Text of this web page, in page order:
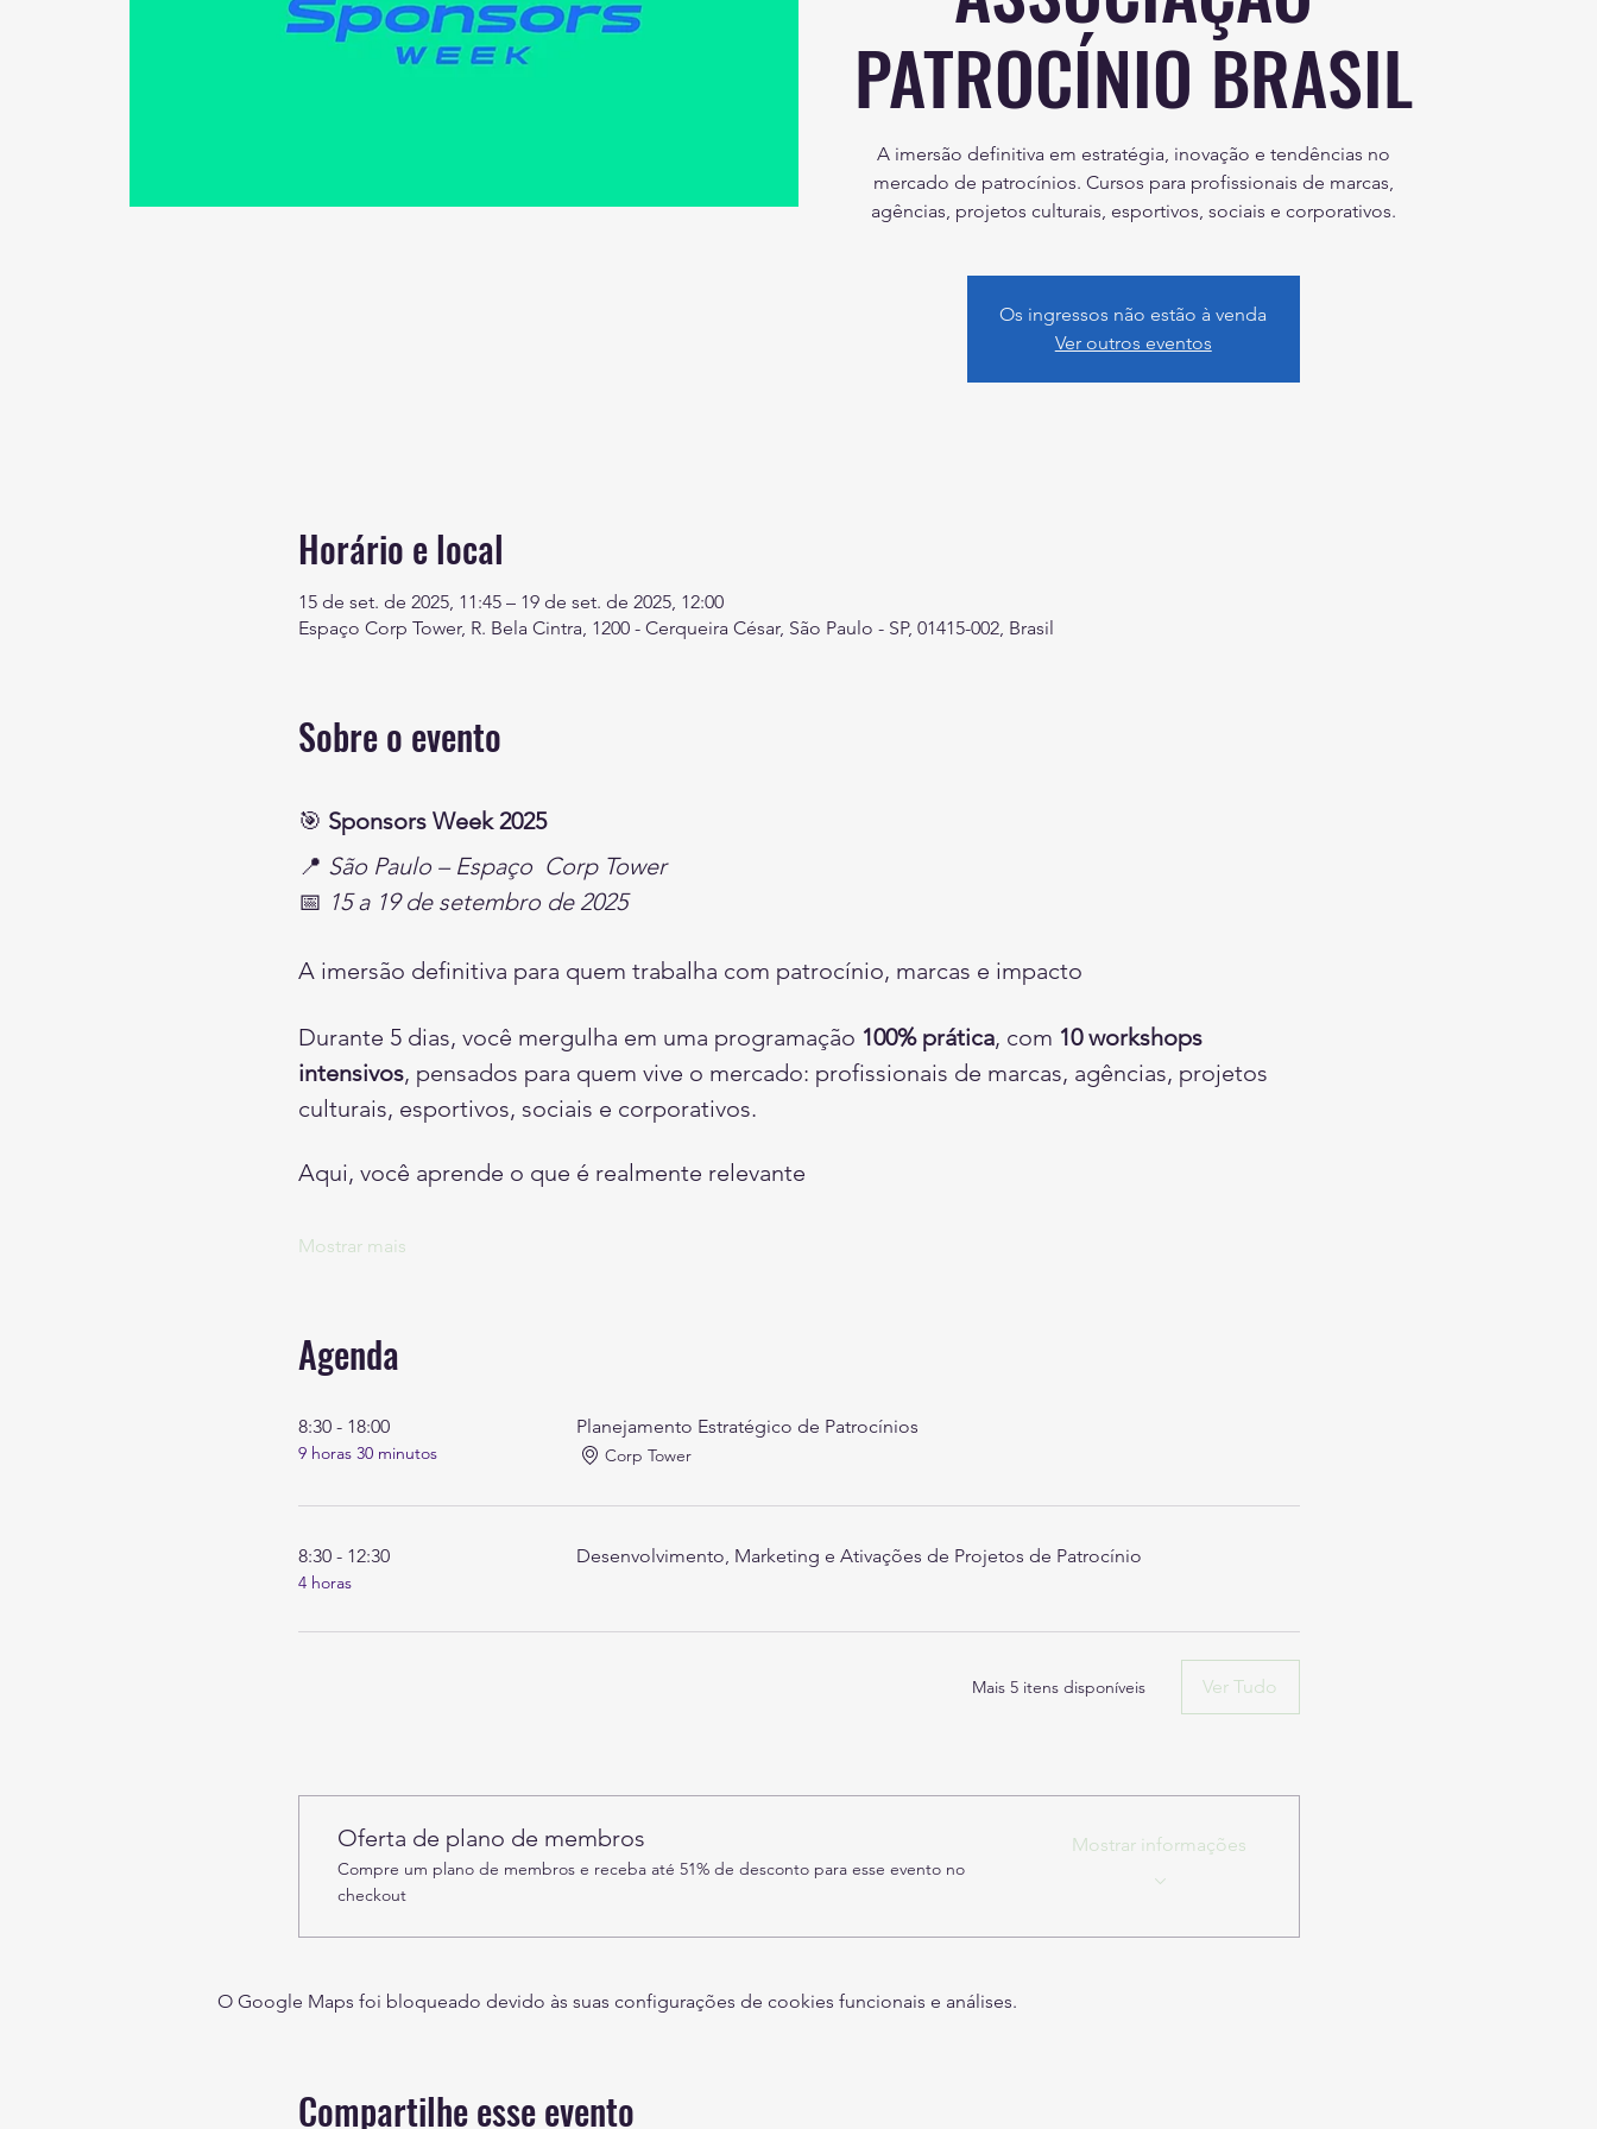
PATROCÍNIO BRASIL
A imersão definitiva em estratégia, inovação e tendências no
mercado de patrocínios. Cursos para profissionais de marcas,
agências, projetos culturais, esportivos, sociais e corporativos.
Os ingressos não estão à venda
Ver outros eventos
Horário e local
15 de set. de 2025, 11:45 – 19 de set. de 2025, 12:00
Espaço Corp Tower, R. Bela Cintra, 1200 - Cerqueira César, São Paulo - SP, 01415-002, Brasil
Sobre o evento
🎯 Sponsors Week 2025
📍 São Paulo – Espaço  Corp Tower
📅 15 a 19 de setembro de 2025
A imersão definitiva para quem trabalha com patrocínio, marcas e impacto
Durante 5 dias, você mergulha em uma programação 100% prática, com 10 workshops
intensivos, pensados para quem vive o mercado: profissionais de marcas, agências, projetos
culturais, esportivos, sociais e corporativos.
Aqui, você aprende o que é realmente relevante
Mostrar mais
Agenda
8:30 - 18:00
9 horas 30 minutos
Planejamento Estratégico de Patrocínios
Corp Tower
8:30 - 12:30
4 horas
Desenvolvimento, Marketing e Ativações de Projetos de Patrocínio
Mais 5 itens disponíveis Ver Tudo
Oferta de plano de membros
Compre um plano de membros e receba até 51% de desconto para esse evento no
checkout
Mostrar informações
O Google Maps foi bloqueado devido às suas configurações de cookies funcionais e análises.
Compartilhe esse evento